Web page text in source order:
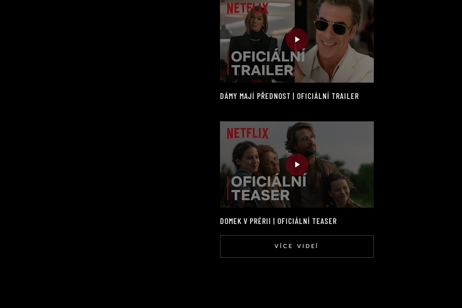
DÁMY MAJÍ PŘEDNOST | OFICIÁLNÍ TRAILER
DOMEK V PRÉRII | OFICIÁLNÍ TEASER
VÍCE VIDEÍ